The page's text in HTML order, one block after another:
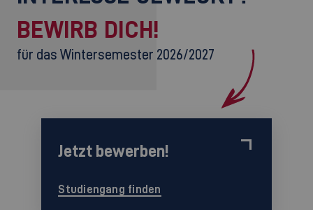
BEWIRB DICH!
für das Wintersemester 2026/2027
Jetzt bewerben!
Studiengang finden